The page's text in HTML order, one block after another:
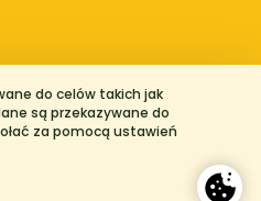
do celów takich jak
są przekazywane do
za pomocą ustawień